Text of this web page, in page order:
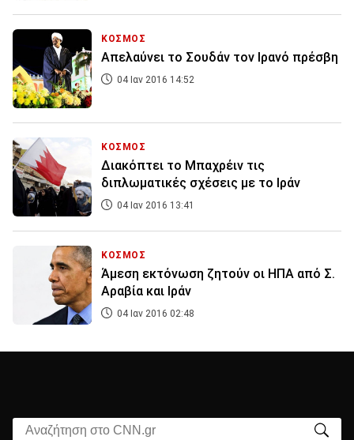
ΚΟΣΜΟΣ
Απελαύνει το Σουδάν τον Ιρανό πρέσβη
04 Ιαν 2016 14:52
ΚΟΣΜΟΣ
Διακόπτει το Μπαχρέιν τις
διπλωματικές σχέσεις με το Ιράν
04 Ιαν 2016 13:41
ΚΟΣΜΟΣ
Άμεση εκτόνωση ζητούν οι ΗΠΑ από Σ.
Αραβία και Ιράν
04 Ιαν 2016 02:48
Αναζήτηση στο CNN.gr